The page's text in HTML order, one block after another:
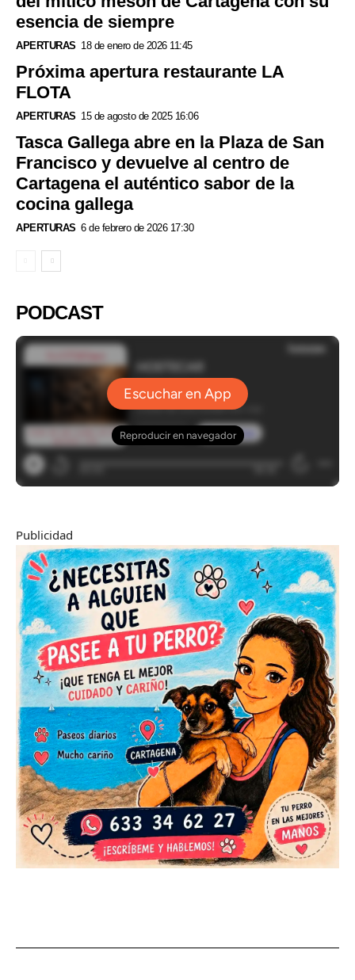
esencia de siempre
APERTURAS 18 de enero de 2026 11:45
Próxima apertura restaurante LA
FLOTA
APERTURAS 15 de agosto de 2025 16:06
Tasca Gallega abre en la Plaza de San
Francisco y devuelve al centro de
Cartagena el auténtico sabor de la
cocina gallega
APERTURAS 6 de febrero de 2026 17:30
PODCAST
Publicidad